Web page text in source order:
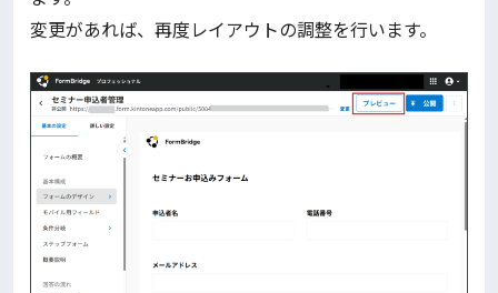
変更があれば、再度レイアウトの調整を行います。